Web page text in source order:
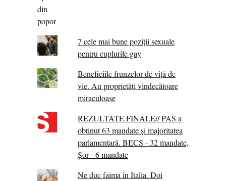
7 cele mai bune poziții sexuale
pentru cuplurile gay
Beneficiile frunzelor de viță de
vie. Au proprietăţi vindecătoare
miraculoase
REZULTATE FINALE// PAS a
obținut 63 mandate și majoritatea
parlamentară. BECS - 32 mandate,
Șor - 6 mandate
Ne duc faima în Italia. Doi